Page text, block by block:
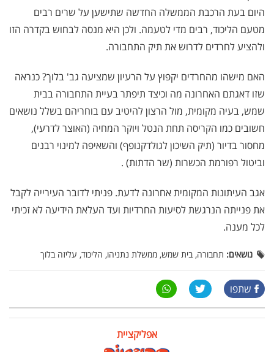
היום בעת הרכבת הממשלה החדשה שתישען על שרים רבים
מטעם הליכוד, רבים מדי לטעמה. ולכן היא מנסה לבחוש בקדרה הזו
ולהציע לחרדים לדרוש את תיק התחבורה.
האם מישהו מהחרדים יקפוץ על הרעיון שמציעה גב' בלוך? כנראה
שזו דאגתם האחרונה מה וכיצד תיפתר בעיית התחבורה בבית
שמש, בעיה מקומית, מול הרצון להיטיב עם בוחריהם בשלל נושאים
חשובים כמו הקריסה תחת הנטל ויוקר המחיה (האוצר לדרעי),
מחסור בדיור (תיק השיכון לגולדקנופף) והשאיפה למינוי רבנים
וביטול רפורמת הכשרות (שר הדתות) .
אגב העיתונות המקומית אחרונה לדעת. פניתי לדובר העירייה לקבל
את פנייתה הנרגשת לסיעות החרדיות ועד העלאת הידיעה לא זכיתי
לכל מענה.
נושאים: תחבורה, בית שמש, ממשלת נתניהו, הליכוד, עליזה בלוך
שתפו
אפליקציית